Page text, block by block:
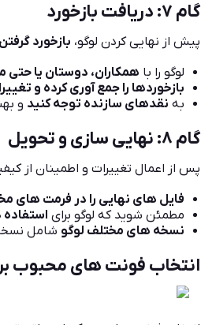
گام ۷: دریافت بازخورد
پیش از نهایی کردن لوگو، بازخورد
لوگو را با همکاران، دوستان یا
بازخوردها را جمع آوری کرده و
به نقدهای سازنده توجه کنید و
گام ۸: نهایی سازی و تحویل
پس از اعمال تغییرات و اطمینان از
فایل های نهایی را در فرمت های
مطمئن شوید که لوگو برای
نسخه های مختلف لوگو شامل
انتخاب فونت های محبوب